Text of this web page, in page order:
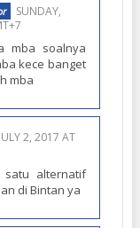
SUNDAY,
mba soalnya
kece banget
mba
2, 2017 AT
alternatif
di Bintan ya